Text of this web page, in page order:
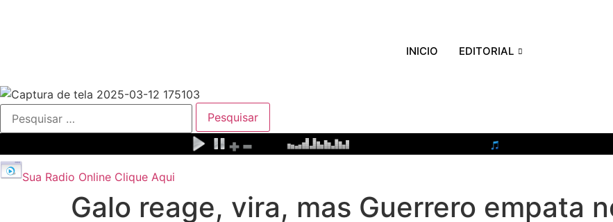
INICIO EDITORIAL
Pesquisar
por:
Sua Radio Online Clique Aqui
Galo reage, vira, mas Guerrero empata